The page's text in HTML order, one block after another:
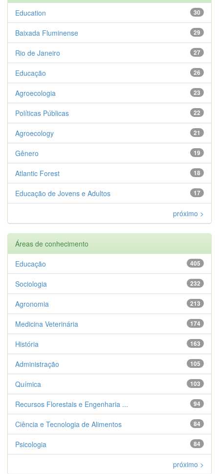
30
Education
29
Baixada Fluminense
27
Rio de Janeiro
26
Educação
23
Agroecologia
22
Políticas Públicas
21
Agroecology
19
Gênero
18
Atlantic Forest
17
Educação de Jovens e Adultos
próximo >
Áreas de conhecimento
405
Educação
232
Sociologia
213
Agronomia
174
Medicina Veterinária
163
História
105
Administração
103
Química
94
Recursos Florestais e Engenharia ...
84
Ciência e Tecnologia de Alimentos
84
Psicologia
próximo >